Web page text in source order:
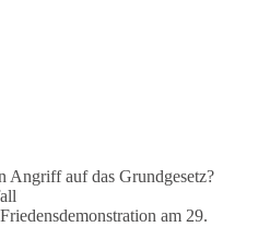
Rednerin des World
zu globalen
2022 dafür aus, bestimmte
ist, die ganze Welt
Gemeingut“.
erste Einschränkungen
Angriff auf das Grundgesetz?
am 29.